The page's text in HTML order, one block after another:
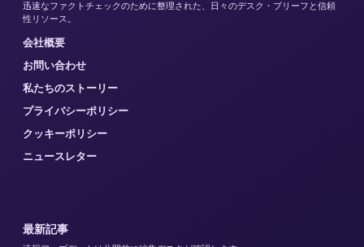
迅速なファクトチェックのために整理された、日々のデスク・ブリーフと信頼
性リソース。
会社概要
お問い合わせ
私たちのストーリー
プライバシーポリシー
クッキーポリシー
ニュースレター
最新記事